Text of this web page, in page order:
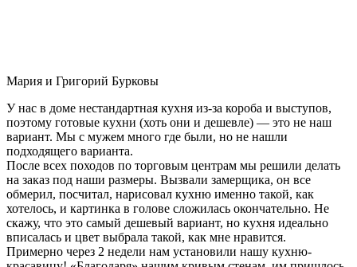
Мария и Григорий Бурковы
У нас в доме нестандартная кухня из-за короба и выступов,
поэтому готовые кухни (хоть они и дешевле) — это не наш
вариант. Мы с мужем много где были, но не нашли
подходящего варианта.
После всех походов по торговым центрам мы решили делать
на заказ под наши размеры. Вызвали замерщика, он все
обмерил, посчитал, нарисовал кухню именно такой, как
хотелось, и картинка в голове сложилась окончательно. Не
скажу, что это самый дешевый вариант, но кухня идеально
вписалась и цвет выбрала такой, как мне нравится.
Примерно через 2 недели нам установили нашу кухню-